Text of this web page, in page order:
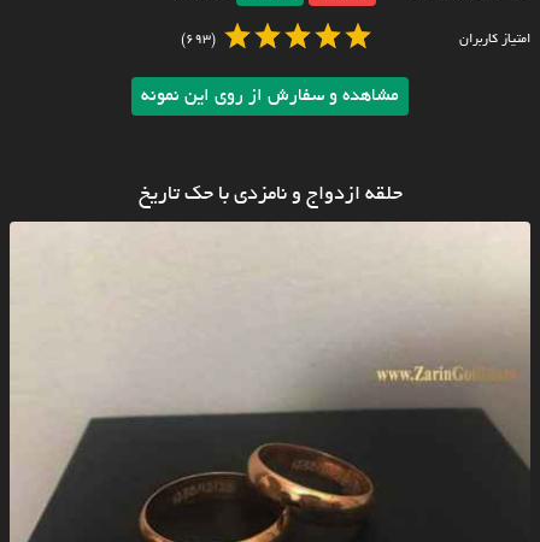
امتیاز کاربران (693)
مشاهده و سفارش از روی این نمونه
حلقه ازدواج و نامزدی با حک تاریخ